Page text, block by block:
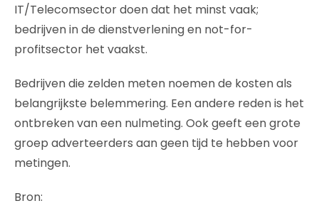
IT/Telecomsector doen dat het minst vaak;
bedrijven in de dienstverlening en not-for-
profitsector het vaakst.
Bedrijven die zelden meten noemen de kosten als
belangrijkste belemmering. Een andere reden is het
ontbreken van een nulmeting. Ook geeft een grote
groep adverteerders aan geen tijd te hebben voor
metingen.
Bron: